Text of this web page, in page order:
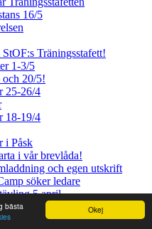
Okej
bästa
16/5
Träningsstafett!
1-3/5
och 20/5!
25-26/4
18-19/4
i Påsk
i vår brevlåda!
och egen utskrift
söker ledare
5 april
4-5/4